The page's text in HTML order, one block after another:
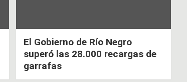
El Gobierno de Río Negro
superó las 28.000 recargas de
garrafas